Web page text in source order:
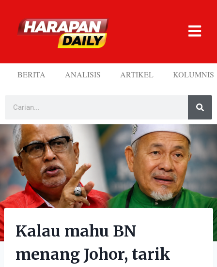
BERITA ANALISIS ARTIKEL KOLUMNIS
Kalau mahu BN
menang Johor, tarik